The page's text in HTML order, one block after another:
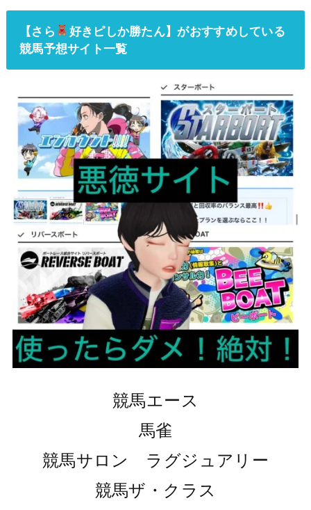
【さら 好きピしか勝たん】がおすすめしている
競馬予想サイト一覧
競馬エース
馬雀
競馬サロン ラグジュアリー
競馬ザ・クラス